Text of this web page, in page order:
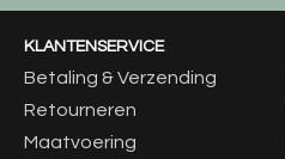
KLANTENSERVICE
Betaling & Verzending
Retourneren
Maatvoering